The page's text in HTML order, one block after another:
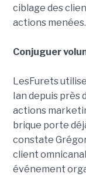
ciblage des
actions
Conjuguer
LesFurets
Ian depuis près
actions
brique porte
constate
client
événement